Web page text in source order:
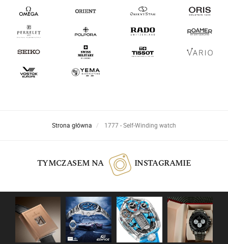
Strona główna 1777 - Self-Winding watch
TYMCZASEM NA INSTAGRAMIE